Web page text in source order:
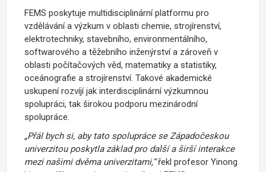
FEMS poskytuje multidisciplinární platformu pro
vzdělávání a výzkum v oblasti chemie, strojírenství,
elektrotechniky, stavebního, environmentálního,
softwarového a těžebního inženýrství a zároveň v
oblasti počítačových věd, matematiky a statistiky,
oceánografie a strojírenství. Takové akademické
uskupení rozvíjí jak interdisciplinární výzkumnou
spolupráci, tak širokou podporu mezinárodní
spolupráce.
„Přál bych si, aby tato spolupráce se Západočeskou
univerzitou poskytla základ pro další a širší interakce
mezi našimi dvěma univerzitami,“řekl profesor Yinong